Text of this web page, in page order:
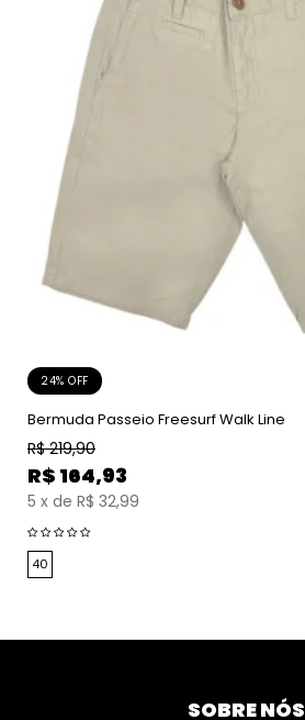
24% OFF
Bermuda Passeio Freesurf Walk Line
R$ 219,90
R$ 164,93
5 x de R$ 32,99
40
SOBRE NÓS